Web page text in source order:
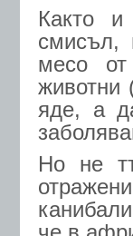
Както
смисъл,
месо
животни
яде, а
Но не